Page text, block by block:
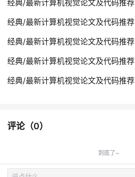
经典/最新计算机视觉论文及代码推荐
经典/最新计算机视觉论文及代码推荐
经典/最新计算机视觉论文及代码推荐
经典/最新计算机视觉论文及代码推荐
经典/最新计算机视觉论文及代码推荐
评论（0）
到底了~